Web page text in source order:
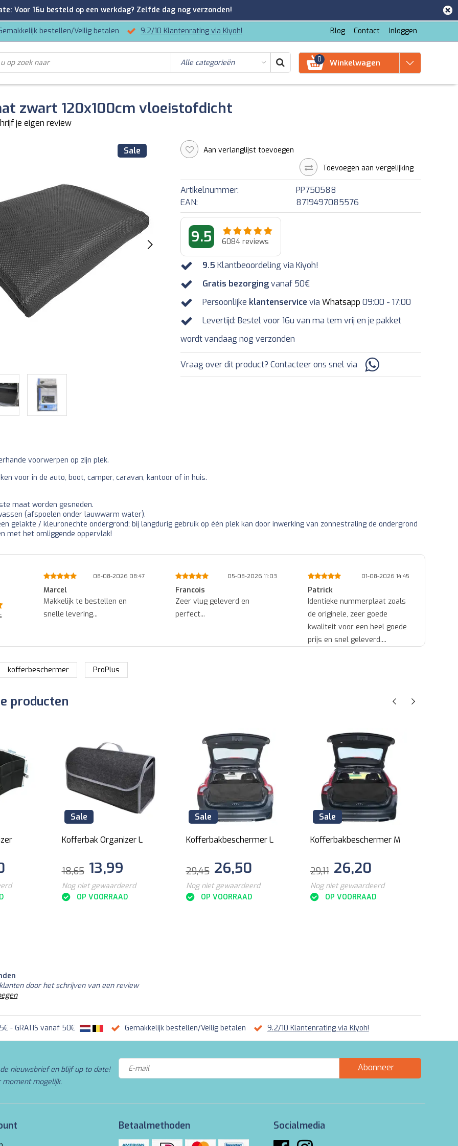
bestellen/Veilig betalen 9.2/10 Klantenrating via Kiyoh! Blog Contact Inloggen
0 Winkelwagen
zwart 120x100cm vloeistofdicht
je eigen review
Sale
Aan verlanglijst toevoegen
Toevoegen aan vergelijking
Artikelnummer:
PP750588
EAN:
8719497085576
9.5 6084 reviews
9.5 Klantbeoordeling via Kiyoh!
Gratis bezorgingvanaf 50€
Persoonlijke klantenservice via Whatsapp 09:00 - 17:00
Levertijd: Bestel voor 16u van ma tem vrij en je pakket
wordt vandaag nog verzonden
Vraag over dit product? Contacteer ons snel via
voorwerpen op zijn plek.
voor in de auto, boot, camper, caravan, kantoor of in huis.
maat worden gesneden.
(afspoelen onder lauwwarm water).
gelakte / kleuronechte ondergrond; bij langdurig gebruik op één plek kan door inwerking van zonnestraling de ondergrond
met het omliggende oppervlak!
08-08-2026 08:47
Marcel
Makkelijk te bestellen en
snelle levering...
05-08-2026 11:03
Francois
Zeer vlug geleverd en
perfect...
01-08-2026 14:45
Patrick
Identieke nummerplaat zoals
de originele, zeer goede
kwaliteit voor een heel goede
prijs en snel geleverd....
kofferbeschermer ProPlus
producten
Sale
Kofferbak Organizer L
18,65 13,99
Nog niet gewaardeerd
OP VOORRAAD
Sale
Kofferbakbeschermer L
29,45 26,50
Nog niet gewaardeerd
OP VOORRAAD
Sale
Kofferbakbeschermer M
29,11 26,20
Nog niet gewaardeerd
OP VOORRAAD
door het schrijven van een review
- GRATIS vanaf 50€ Gemakkelijk bestellen/Veilig betalen 9.2/10 Klantenrating via Kiyoh!
nieuwsbrief en blijf up to date!
mogelijk.
Abonneer
Betaalmethoden Socialmedia
Voor 16u besteld op een werkdag? Zelfde dag nog verzonden!